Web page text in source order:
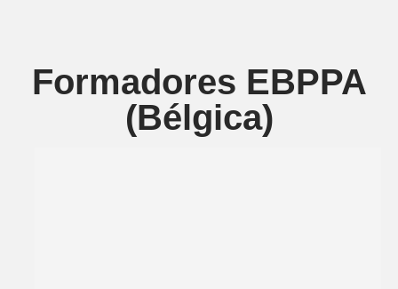
Formadores EBPPA
(Bélgica)